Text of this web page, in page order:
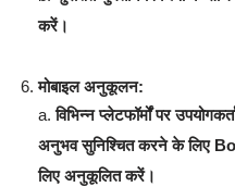
करें।
मोबाइल अनुकूलन:
a.विभिन्न प्लेटफॉर्मों पर
अनुभव सुनिश्चित करने के लिए
लिए अनुकूलित करें।